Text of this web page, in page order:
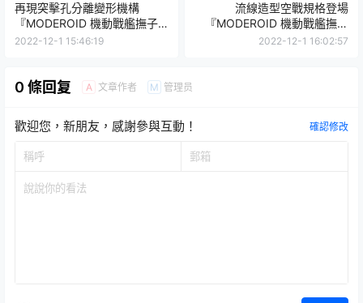
再現突擊孔分離變形機構
『MODEROID 機動戰艦撫子
號 陸戰型艾斯特巴利斯』組裝
2022-12-1 15:46:19
流線造型空戰規格登場
『MODEROID 機動戰艦撫子
號 空戰型艾斯特巴利斯』預計
2022-12-1 16:02:57
0 條回复 A 文章作者 M 管理员
歡迎您，新朋友，感謝參與互動！ 確認修改